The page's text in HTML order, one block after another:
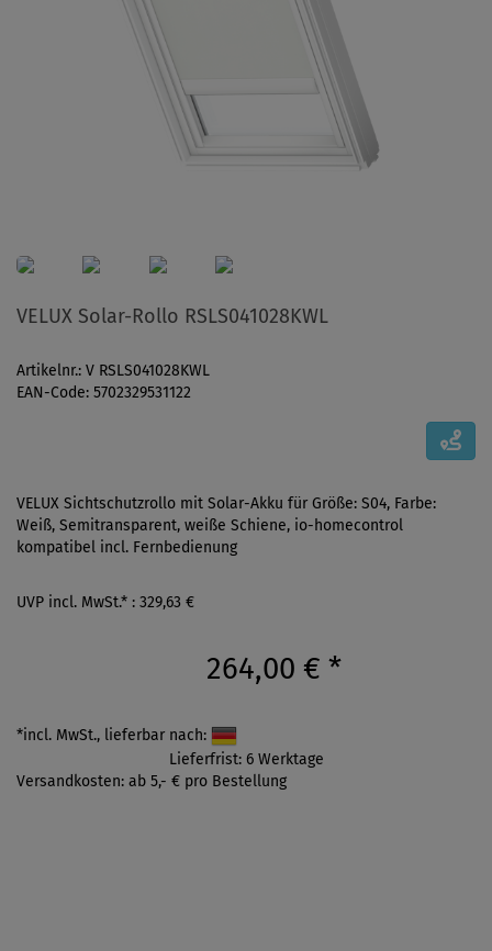
VELUX Solar-Rollo RSLS041028KWL
Artikelnr.: V RSLS041028KWL
EAN-Code: 5702329531122
VELUX Sichtschutzrollo mit Solar-Akku für Größe: S04, Farbe:
Weiß, Semitransparent, weiße Schiene, io-homecontrol
kompatibel incl. Fernbedienung
UVP incl. MwSt.* : 329,63 €
264,00 € *
*incl. MwSt., lieferbar nach:
Lieferfrist: 6 Werktage
Versandkosten: ab 5,- € pro Bestellung